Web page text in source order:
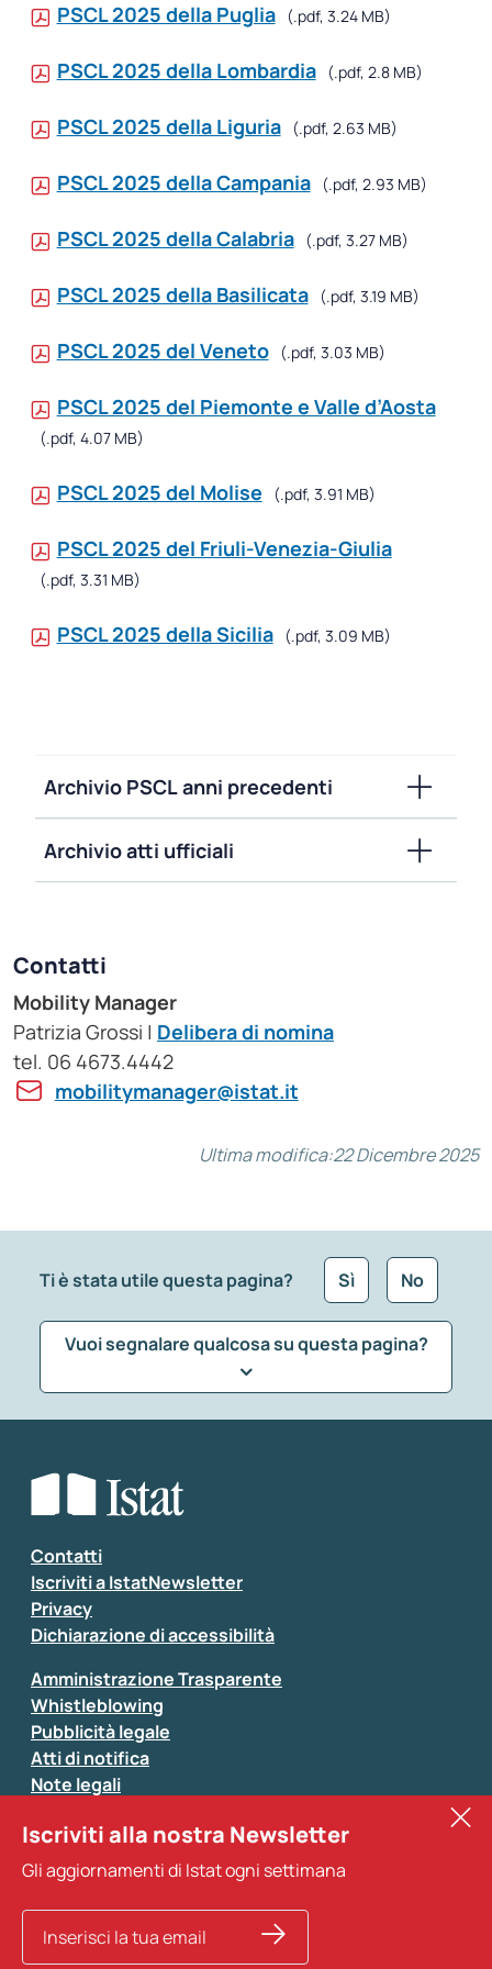
PSCL 2025 della Puglia (.pdf, 3.24 MB)
PSCL 2025 della Lombardia (.pdf, 2.8 MB)
PSCL 2025 della Liguria (.pdf, 2.63 MB)
PSCL 2025 della Campania (.pdf, 2.93 MB)
PSCL 2025 della Calabria (.pdf, 3.27 MB)
PSCL 2025 della Basilicata (.pdf, 3.19 MB)
PSCL 2025 del Veneto (.pdf, 3.03 MB)
PSCL 2025 del Piemonte e Valle d’Aosta
(.pdf, 4.07 MB)
PSCL 2025 del Molise (.pdf, 3.91 MB)
PSCL 2025 del Friuli-Venezia-Giulia
(.pdf, 3.31 MB)
PSCL 2025 della Sicilia (.pdf, 3.09 MB)
Archivio PSCL anni precedenti
Archivio atti ufficiali
Contatti
Mobility Manager
Patrizia Grossi | Delibera di nomina
tel. 06 4673.4442
mobilitymanager@istat.it
Ultima modifica:22 Dicembre 2025
Ti è stata utile questa pagina? Sì No
Vuoi segnalare qualcosa su questa pagina?
Seleziona la tipologia della segnalazione
Inserisci il tuo commento
Si prega di non fornire dati di natura personale (ad
esempio dati di contatto). Per ogni altra comunicazione
e per richiedere dati, pubblicazioni, file di microdati,
ricerche storiche e richieste personalizzate basta
Contatti
Iscriviti a IstatNewsletter
Privacy
Dichiarazione di accessibilità
Amministrazione Trasparente
Whistleblowing
Pubblicità legale
Atti di notifica
Note legali
Sistan
Altri servizi
Iscriviti alla nostra Newsletter
Gli aggiornamenti di Istat ogni settimana